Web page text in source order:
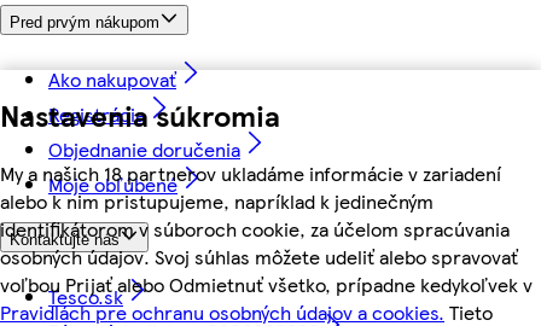
Nastavenia súkromia
My a našich 18 partnerov ukladáme informácie v zariadení
alebo k nim pristupujeme, napríklad k jedinečným
identifikátorom v súboroch cookie, za účelom spracúvania
osobných údajov. Svoj súhlas môžete udeliť alebo spravovať
voľbou Prijať alebo Odmietnuť všetko, prípadne kedykoľvek v
Pravidlách pre ochranu osobných údajov a cookies. Tieto
Pred prvým nákupom
Ako nakupovať
Registrácia
Objednanie doručenia
Moje obľúbené
Kontaktujte nás
Tesco.sk